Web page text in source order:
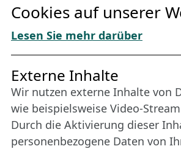
AGBs
Download „Nordic Tango“
Freundes­kreis
Bleiben Sie uns das ganze Jahr
Werden Sie Freund der
Lübeck.
Cookies auf unserer
Lesen Sie mehr darüber
Externe Inhalte
Wir nutzen externe Inhalte von
wie beispielsweise Video-
Durch die Aktivierung dieser
personenbezogene Daten von